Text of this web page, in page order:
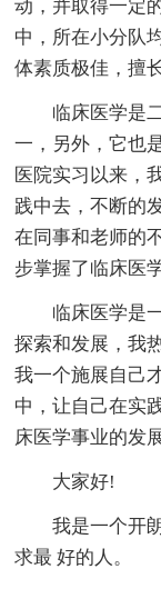
动，并取得一定
中，所在小分队
体素质极佳，擅
临床医学是
一，另外，它也
医院实习以来，
践中去，不断的
在同事和老师的
步掌握了临床医
临床医学是
探索和发展，我
我一个施展自己
中，让自己在实
床医学事业的发
大家好!
我是一个开
求最 好的人。